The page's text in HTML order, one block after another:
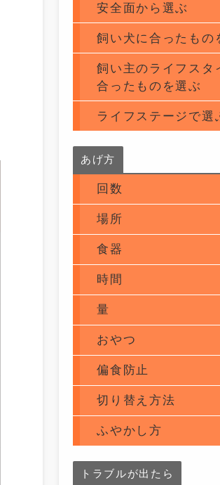
安全面から選ぶ
飼い犬に合ったもの
飼い主のライフスタ
合ったものを選ぶ
ライフステージで選
あげ方
回数
場所
食器
時間
量
おやつ
偏食防止
切り替え方法
ふやかし方
トラブルが出たら